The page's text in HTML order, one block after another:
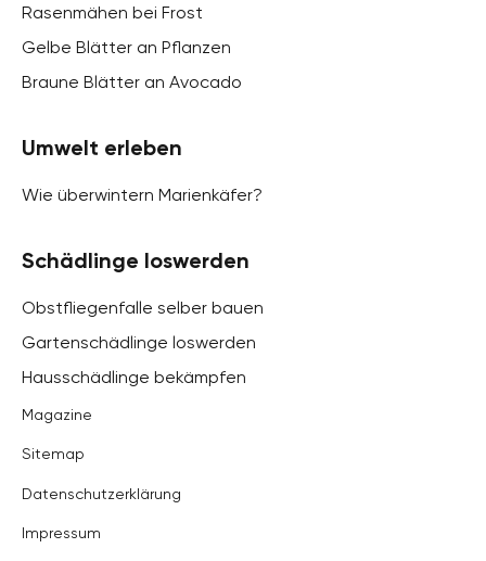
Rasenmähen bei Frost
Gelbe Blätter an Pflanzen
Braune Blätter an Avocado
Umwelt erleben
Wie überwintern Marienkäfer?
Schädlinge loswerden
Obstfliegenfalle selber bauen
Gartenschädlinge loswerden
Hausschädlinge bekämpfen
Magazine
Sitemap
Datenschutzerklärung
Impressum